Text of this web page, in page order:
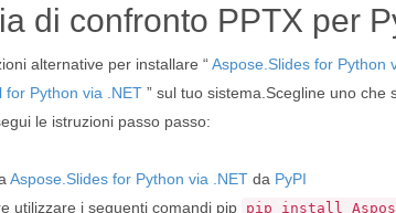
di confronto PPTX per
alternative per installare “ Aspose.Slides for Python
for Python via .NET ” sul tuo sistema.Scegline uno che
le istruzioni passo passo:
Aspose.Slides for Python via .NET da PyPI
utilizzare i seguenti comandi pip pip install